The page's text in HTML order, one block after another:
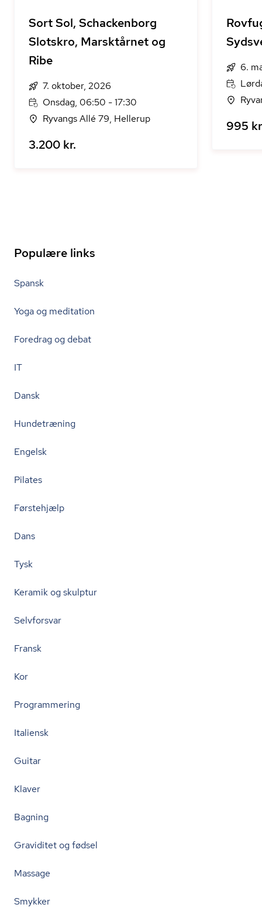
Sort Sol, Schackenborg
Slotskro, Marsktårnet og
Ribe
7. oktober, 2026
Onsdag, 06:50 - 17:30
Ryvangs Allé 79, Hellerup
3.200 kr.
6.
995
Populære links
Spansk
Yoga og meditation
Foredrag og debat
IT
Dansk
Hundetræning
Engelsk
Pilates
Førstehjælp
Dans
Tysk
Keramik og skulptur
Selvforsvar
Fransk
Kor
Programmering
Italiensk
Guitar
Klaver
Bagning
Graviditet og fødsel
Massage
Smykker